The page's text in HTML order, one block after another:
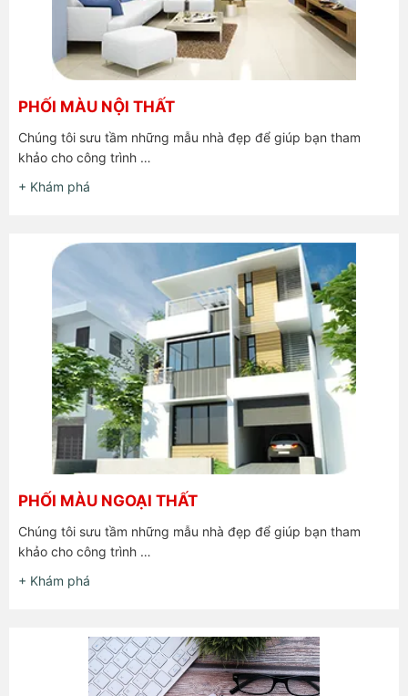
PHỐI MÀU NỘI THẤT
Chúng tôi sưu tầm những mẫu nhà đẹp để giúp bạn tham
khảo cho công trình …
+ Khám phá
PHỐI MÀU NGOẠI THẤT
Chúng tôi sưu tầm những mẫu nhà đẹp để giúp bạn tham
khảo cho công trình …
+ Khám phá